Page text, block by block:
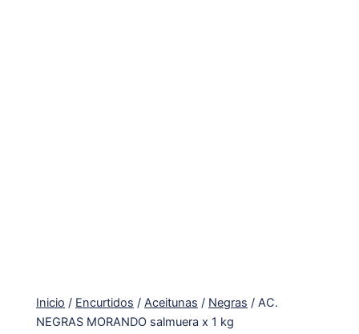
Inicio / Encurtidos /Aceitunas / Negras / AC.
NEGRAS MORANDO salmuera x 1 kg